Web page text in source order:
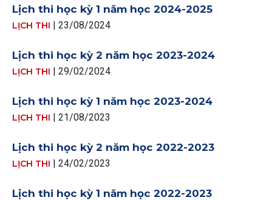
Lịch thi học kỳ 1 năm học 2024-2025
LỊCH THI | 23/08/2024
Lịch thi học kỳ 2 năm học 2023-2024
LỊCH THI | 29/02/2024
Lịch thi học kỳ 1 năm học 2023-2024
LỊCH THI | 21/08/2023
Lịch thi học kỳ 2 năm học 2022-2023
LỊCH THI | 24/02/2023
Lịch thi học kỳ 1 năm học 2022-2023